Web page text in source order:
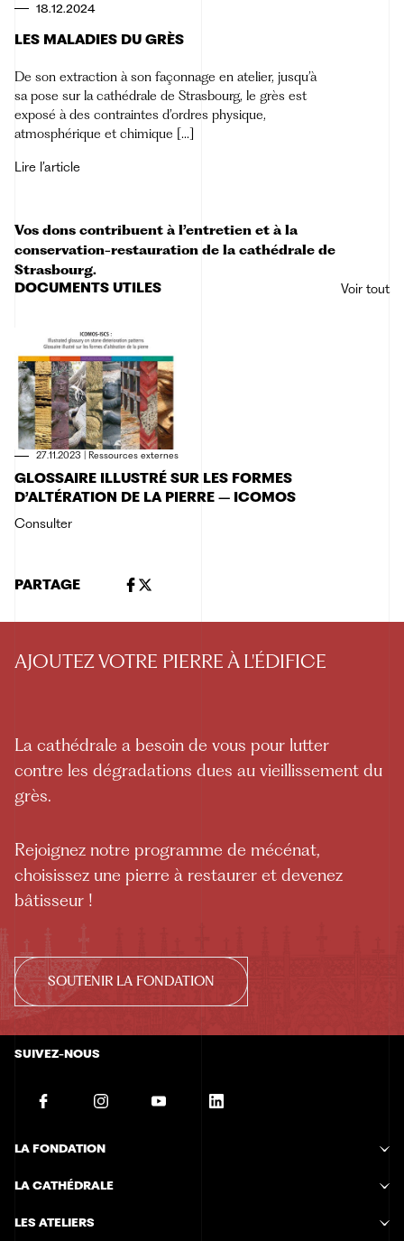
18.12.2024
LES MALADIES DU GRÈS
De son extraction à son façonnage en atelier, jusqu’à
sa pose sur la cathédrale de Strasbourg, le grès est
exposé à des contraintes d’ordres physique,
atmosphérique et chimique […]
Lire l’article
Vos dons contribuent à l’entretien et à la
conservation-restauration de la cathédrale de
Strasbourg.
DOCUMENTS UTILES
Voir tout
27.11.2023 Ressources externes
GLOSSAIRE ILLUSTRÉ SUR LES FORMES
D’ALTÉRATION DE LA PIERRE – ICOMOS
Consulter
PARTAGE
AJOUTEZ VOTRE PIERRE À L'ÉDIFICE
La cathédrale a besoin de vous pour lutter
contre les dégradations dues au vieillissement du
grès.
Rejoignez notre programme de mécénat,
choisissez une pierre à restaurer et devenez
bâtisseur !
SOUTENIR LA FONDATION
LA FONDATION
Histoire de la Fondation
Fonctionnement de la Fondation
LA CATHÉDRALE
LES ATELIERS
SUIVEZ-NOUS